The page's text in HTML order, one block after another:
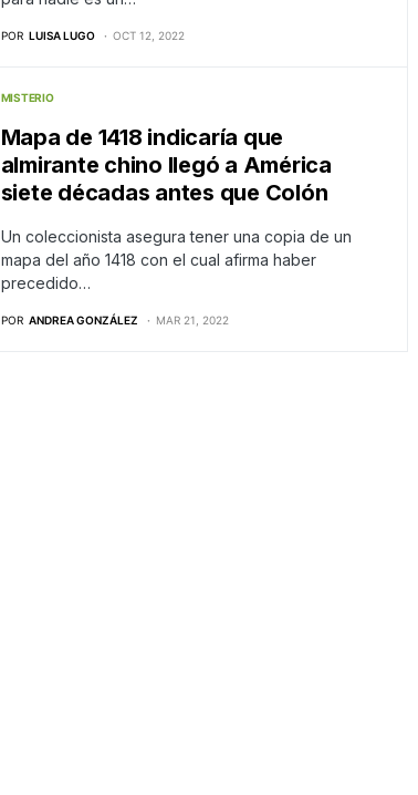
POR LUISA LUGO OCT 12, 2022
MISTERIO
Mapa de 1418 indicaría que
almirante chino llegó a América
siete décadas antes que Colón
Un coleccionista asegura tener una copia de un
mapa del año 1418 con el cual afirma haber
precedido…
POR ANDREA GONZÁLEZ MAR 21, 2022